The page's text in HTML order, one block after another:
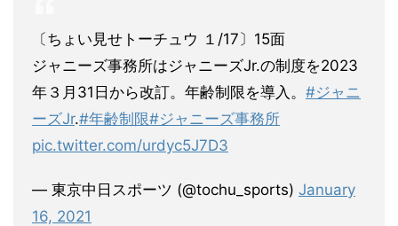
〔ちょい見せトーチュウ １/17〕15面
ジャニーズ事務所はジャニーズJr.の制度を2023
年３月31日から改訂。年齢制限を導入。 #ジャニ
ーズJr.#年齢制限#ジャニーズ事務所
pic.twitter.com/urdyc5J7D3
— 東京中日スポーツ (@tochu_sports) January
16, 2021